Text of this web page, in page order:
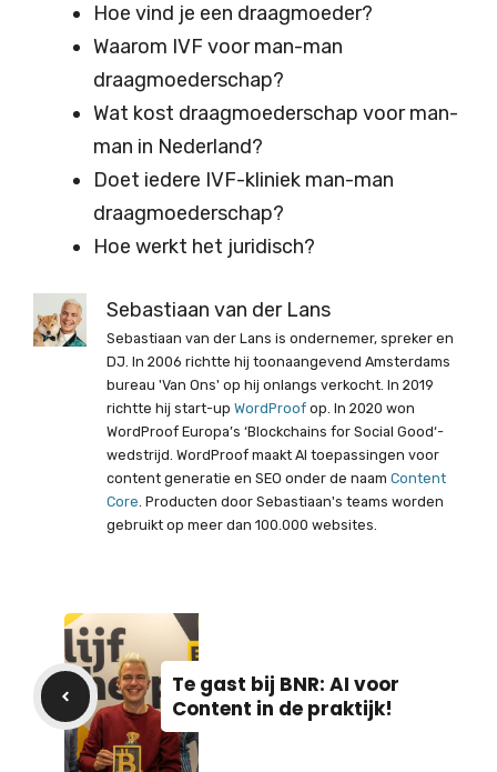
Hoe vind je een draagmoeder?
Waarom IVF voor man-man
draagmoederschap?
Wat kost draagmoederschap voor man-
man in Nederland?
Doet iedere IVF-kliniek man-man
draagmoederschap?
Hoe werkt het juridisch?
Sebastiaan van der Lans
Sebastiaan van der Lans is ondernemer, spreker en
DJ. In 2006 richtte hij toonaangevend Amsterdams
bureau 'Van Ons' op hij onlangs verkocht. In 2019
richtte hij start-up WordProof op. In 2020 won
WordProof Europa’s ‘Blockchains for Social Good‘-
wedstrijd. WordProof maakt AI toepassingen voor
content generatie en SEO onder de naam Content
Core. Producten door Sebastiaan's teams worden
gebruikt op meer dan 100.000 websites.
Te gast bij BNR: AI voor
Content in de praktijk!